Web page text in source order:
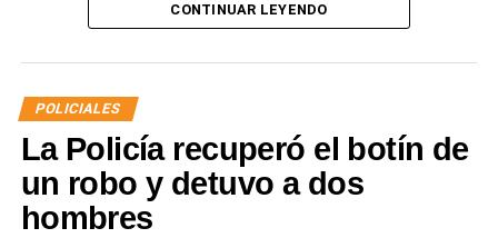
alcohólicas con el joven y que, en el marco de una
denuncia penal ni recibir asistencia médica y
únicamente solicitó que el joven se retirara del lugar
para evitar que el conflicto continuara.
Ante la persistencia de la conducta agresiva y el
CONTINUAR LEYENDO
POLICIALES
La Policía recuperó el botín de
un robo y detuvo a dos
hombres